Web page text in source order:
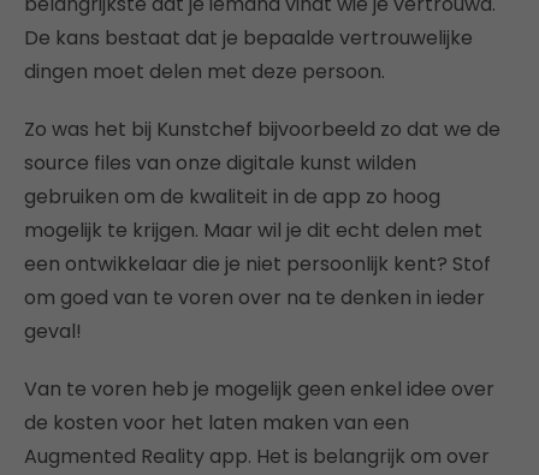
De kans bestaat dat je bepaalde vertrouwelijke
dingen moet delen met deze persoon.
Zo was het bij Kunstchef bijvoorbeeld zo dat we de
source files van onze digitale kunst wilden
gebruiken om de kwaliteit in de app zo hoog
mogelijk te krijgen. Maar wil je dit echt delen met
een ontwikkelaar die je niet persoonlijk kent? Stof
om goed van te voren over na te denken in ieder
geval!
Van te voren heb je mogelijk geen enkel idee over
de kosten voor het laten maken van een
Augmented Reality app. Het is belangrijk om over